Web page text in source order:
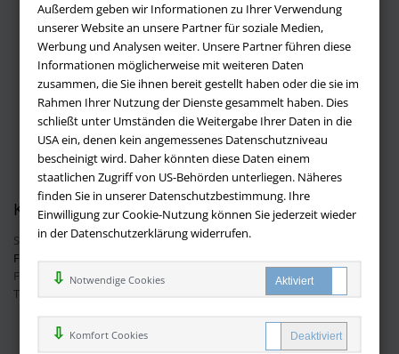
Außerdem geben wir Informationen zu Ihrer Verwendung
unserer Website an unsere Partner für soziale Medien,
Werbung und Analysen weiter. Unsere Partner führen diese
Informationen möglicherweise mit weiteren Daten
zusammen, die Sie ihnen bereit gestellt haben oder die sie im
Rahmen Ihrer Nutzung der Dienste gesammelt haben. Dies
schließt unter Umständen die Weitergabe Ihrer Daten in die
USA ein, denen kein angemessenes Datenschutzniveau
bescheinigt wird. Daher könnten diese Daten einem
staatlichen Zugriff von US-Behörden unterliegen. Näheres
finden Sie in unserer Datenschutzbestimmung. Ihre
Einwilligung zur Cookie-Nutzung können Sie jederzeit wieder
in der Datenschutzerklärung widerrufen.
Notwendige Cookies
Komfort Cookies
Über buchversandmimpf2000.de
Impressum
Versandbedingungen
Widerruf
Batteriehinweis
AGB
Datenschutz
Kontakt
Sie haben Fragen?Hier finden Sie Antworten auf häufig gestellte
Fragen.
Fragen per E-Mail:info@buchversandmimpf2000.de
Telefon: +49 (0)9209 20 23 188
Ihre Vorteile bei uns
Kostenloser Versand innerhalb Deutschlands